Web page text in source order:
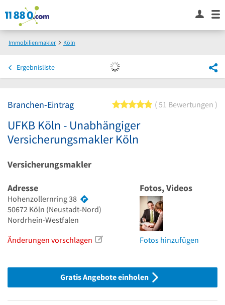
Immobilienmakler
Köln
Ergebnisliste
Branchen-Eintrag 5 von 5 Sternen
51 Bewertungen
UFKB Köln - Unabhängiger
Versicherungsmakler Köln
Versicherungsmakler
Adresse
Hohenzollernring 38
50672 Köln (Neustadt-Nord)
Nordrhein-Westfalen
Änderungen vorschlagen
Fotos, Videos
Fotos hinzufügen
Gratis Angebote einholen